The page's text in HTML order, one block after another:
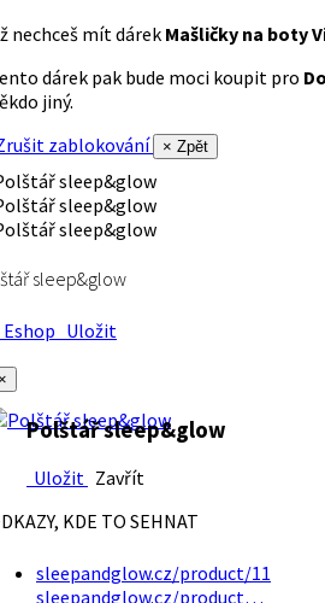
nechceš mít dárek Mašličky na boty
dárek pak bude moci koupit pro
jiný.
zablokování
× Zpět
sleep&glow
Uložit
Polštář sleep&glow
Uložit Zavřít
KDE TO SEHNAT
sleepandglow.cz/product/11
sleepandglow.cz/product…